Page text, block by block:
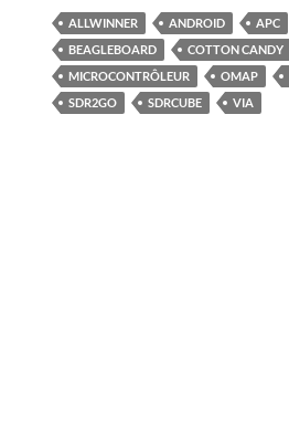
ALLWINNER ANDROID APC
BEAGLEBOARD
COTTON CANDY
MICROCONTRÔLEUR
OMAP
SDR2GO
SDRCUBE VIA